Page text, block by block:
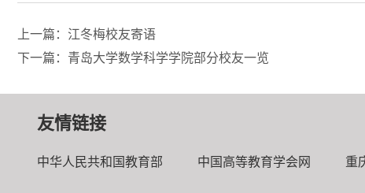
上一篇：江冬梅校友寄语
下一篇：青岛大学数学科学学院部分校友一览
友情链接
中华人民共和国教育部 中国高等教育学会网 重